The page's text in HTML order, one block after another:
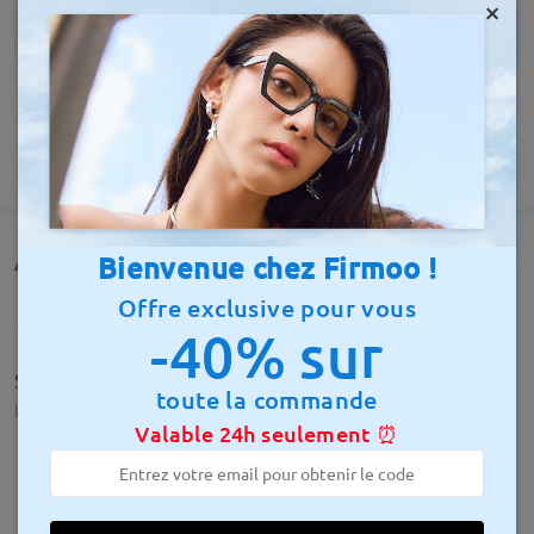
AFFICHER PLUS
Avis des clients(380)
Super monture légère et mode retro
by Nov 19 , 2025
×
Bienvenue chez Firmoo !
Offre exclusive pour vous
-40% sur
toute la commande
Valable 24h seulement ⏰